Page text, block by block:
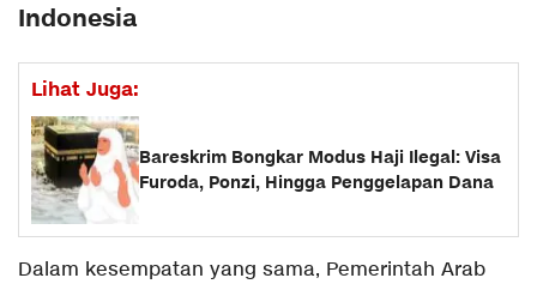
Indonesia
Lihat Juga:
Bareskrim Bongkar Modus Haji Ilegal: Visa
Furoda, Ponzi, Hingga Penggelapan Dana
Dalam kesempatan yang sama, Pemerintah Arab